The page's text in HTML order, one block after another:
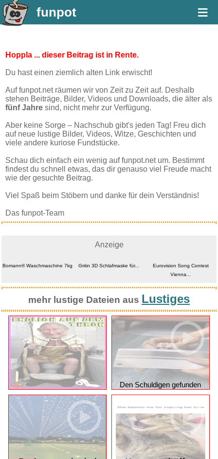
funpot ≡
Hoppla ... dieser Beitrag ist in Rente.
Du hast einen ziemlich alten Link erwischt!
Auf funpot.net räumen wir von Zeit zu Zeit auf. Deshalb
stehen Beiträge, Bilder, Videos und Downloads, die älter als
fünf Jahre sind, nicht mehr zur Verfügung.
Aber keine Sorge – Nachschub gibt's jeden Tag! Freu dich
auf neue lustige Bilder, Videos, Witze, Geschichten und
viele andere kuriose Fundstücke.
Schau dich einfach ein wenig auf funpot.net um. Bestimmt
findest du schnell etwas, das dir genauso viel Freude macht
wie der gesuchte Beitrag.
Viel Spaß beim Stöbern und danke für dein Verständnis!
Das funpot-Team
Anzeige
Bomann® Waschmaschine 7kg Gritin 3D Schlafmaske für...
mehr lustige Dateien ausLustiges
Den Schuldigen gefunden
Drohnenspektakel Katze nachäffen